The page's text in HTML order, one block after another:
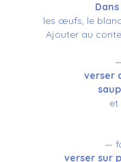
les œufs, le
Ajouter au
verser
et
—
verser sur